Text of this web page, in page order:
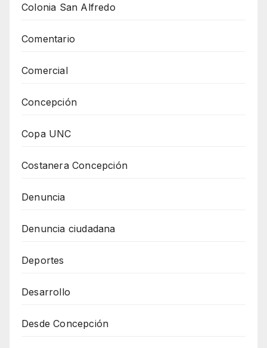
Colonia San Alfredo
Comentario
Comercial
Concepción
Copa UNC
Costanera Concepción
Denuncia
Denuncia ciudadana
Deportes
Desarrollo
Desde Concepción